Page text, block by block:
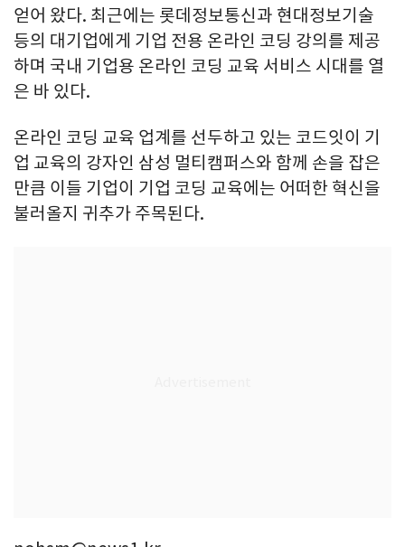
얻어 왔다. 최근에는 롯데정보통신과 현대정보기술
등의 대기업에게 기업 전용 온라인 코딩 강의를 제공
하며 국내 기업용 온라인 코딩 교육 서비스 시대를 열
은 바 있다.
온라인 코딩 교육 업계를 선두하고 있는 코드잇이 기
업 교육의 강자인 삼성 멀티캠퍼스와 함께 손을 잡은
만큼 이들 기업이 기업 코딩 교육에는 어떠한 혁신을
불러올지 귀추가 주목된다.